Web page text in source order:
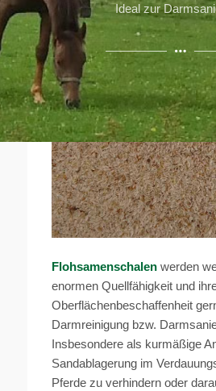
Ideal zur
Flohsamenschalenwerden
enormen Quellfähigkeit und
Oberflächenbeschaffenheit
Darmreinigung bzw.
Insbesondere als kurmäßige
Sandablagerung im
Pferde zu verhindern oder